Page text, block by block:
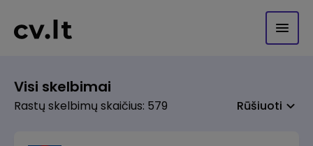
Visi skelbimai
Rastų skelbimų skaičius: 579 Rūšiuoti